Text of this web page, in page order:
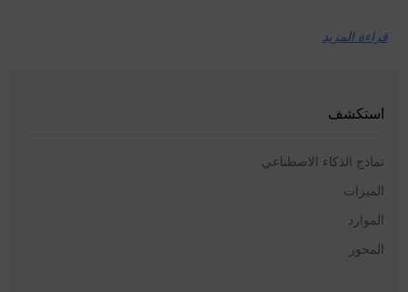
قراءة المزيد
استكشف
نماذج الذكاء الاصطناعي
الميزات
الموارد
المحور